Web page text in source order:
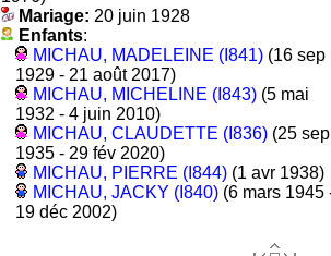
Mariage: 20 juin 1928
Enfants:
MICHAU, MADELEINE (I841)(16 sep
1929 - 21 août 2017)
MICHAU, MICHELINE (I843)(5 mai
1932 - 4 juin 2010)
MICHAU, CLAUDETTE (I836)(25 sep
1935 - 29 fév 2020)
MICHAU, PIERRE (I844)(1 avr 1938)
MICHAU, JACKY (I840)(6 mars 1945
19 déc 2002)